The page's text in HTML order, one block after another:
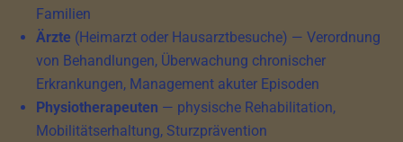
Familien
Ärzte (Heimarzt oder Hausarztbesuche) — Verordnung
von Behandlungen, Überwachung chronischer
Erkrankungen, Management akuter Episoden
Physiotherapeuten — physische Rehabilitation,
Mobilitätserhaltung, Sturzprävention